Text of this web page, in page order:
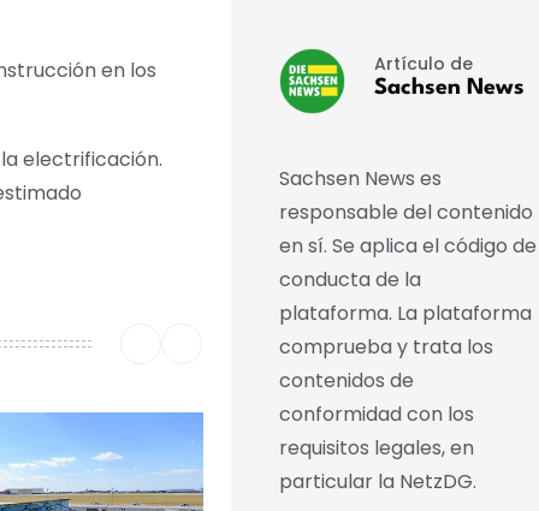
en los
electrificación.
Artículo de
Sachsen News
Sachsen News es
responsable del contenido
en sí. Se aplica el código de
conducta de la
plataforma. La plataforma
comprueba y trata los
contenidos de
conformidad con los
requisitos legales, en
particular la NetzDG.